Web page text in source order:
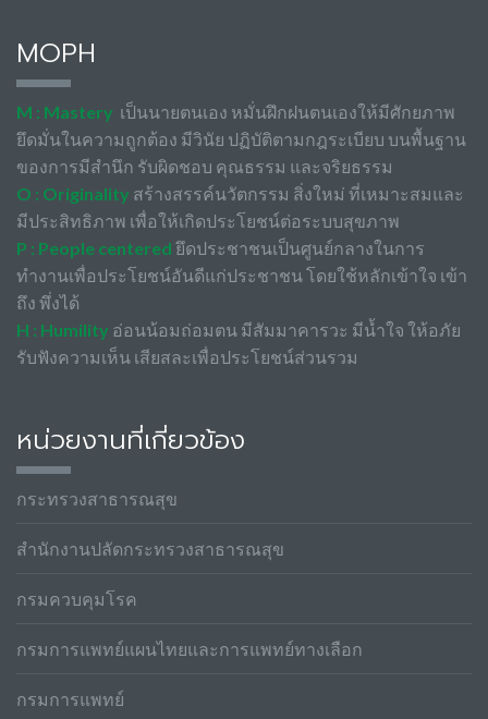
MOPH
M : Mastery เป็นนายตนเอง หมั่นฝึกฝนตนเองให้มีศักยภาพ
ยึดมั่นในความถูกต้อง มีวินัย ปฏิบัติตามกฎระเบียบ บนพื้นฐาน
ของการมีสำนึก รับผิดชอบ คุณธรรม และจริยธรรม
O : Originality สร้างสรรค์นวัตกรรม สิ่งใหม่ ที่เหมาะสมและ
มีประสิทธิภาพ เพื่อให้เกิดประโยชน์ต่อระบบสุขภาพ
P : People centered ยึดประชาชนเป็นศูนย์กลางในการ
ทำงานเพื่อประโยชน์อันดีแก่ประชาชน โดยใช้หลักเข้าใจ เข้า
ถึง พึ่งได้
H : Humility อ่อนน้อมถ่อมตน มีสัมมาคารวะ มีน้ำใจ ให้อภัย
รับฟังความเห็น เสียสละเพื่อประโยชน์ส่วนรวม
หน่วยงานที่เกี่ยวข้อง
กระทรวงสาธารณสุข
สำนักงานปลัดกระทรวงสาธารณสุข
กรมควบคุมโรค
กรมการแพทย์แผนไทยและการแพทย์ทางเลือก
กรมการแพทย์